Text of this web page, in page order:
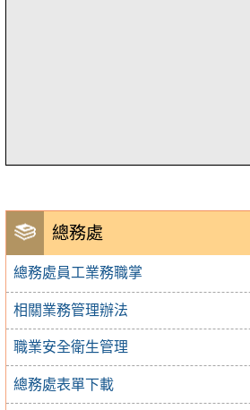
總務處
總務處員工業務職掌
相關業務管理辦法
職業安全衛生管理
總務處表單下載